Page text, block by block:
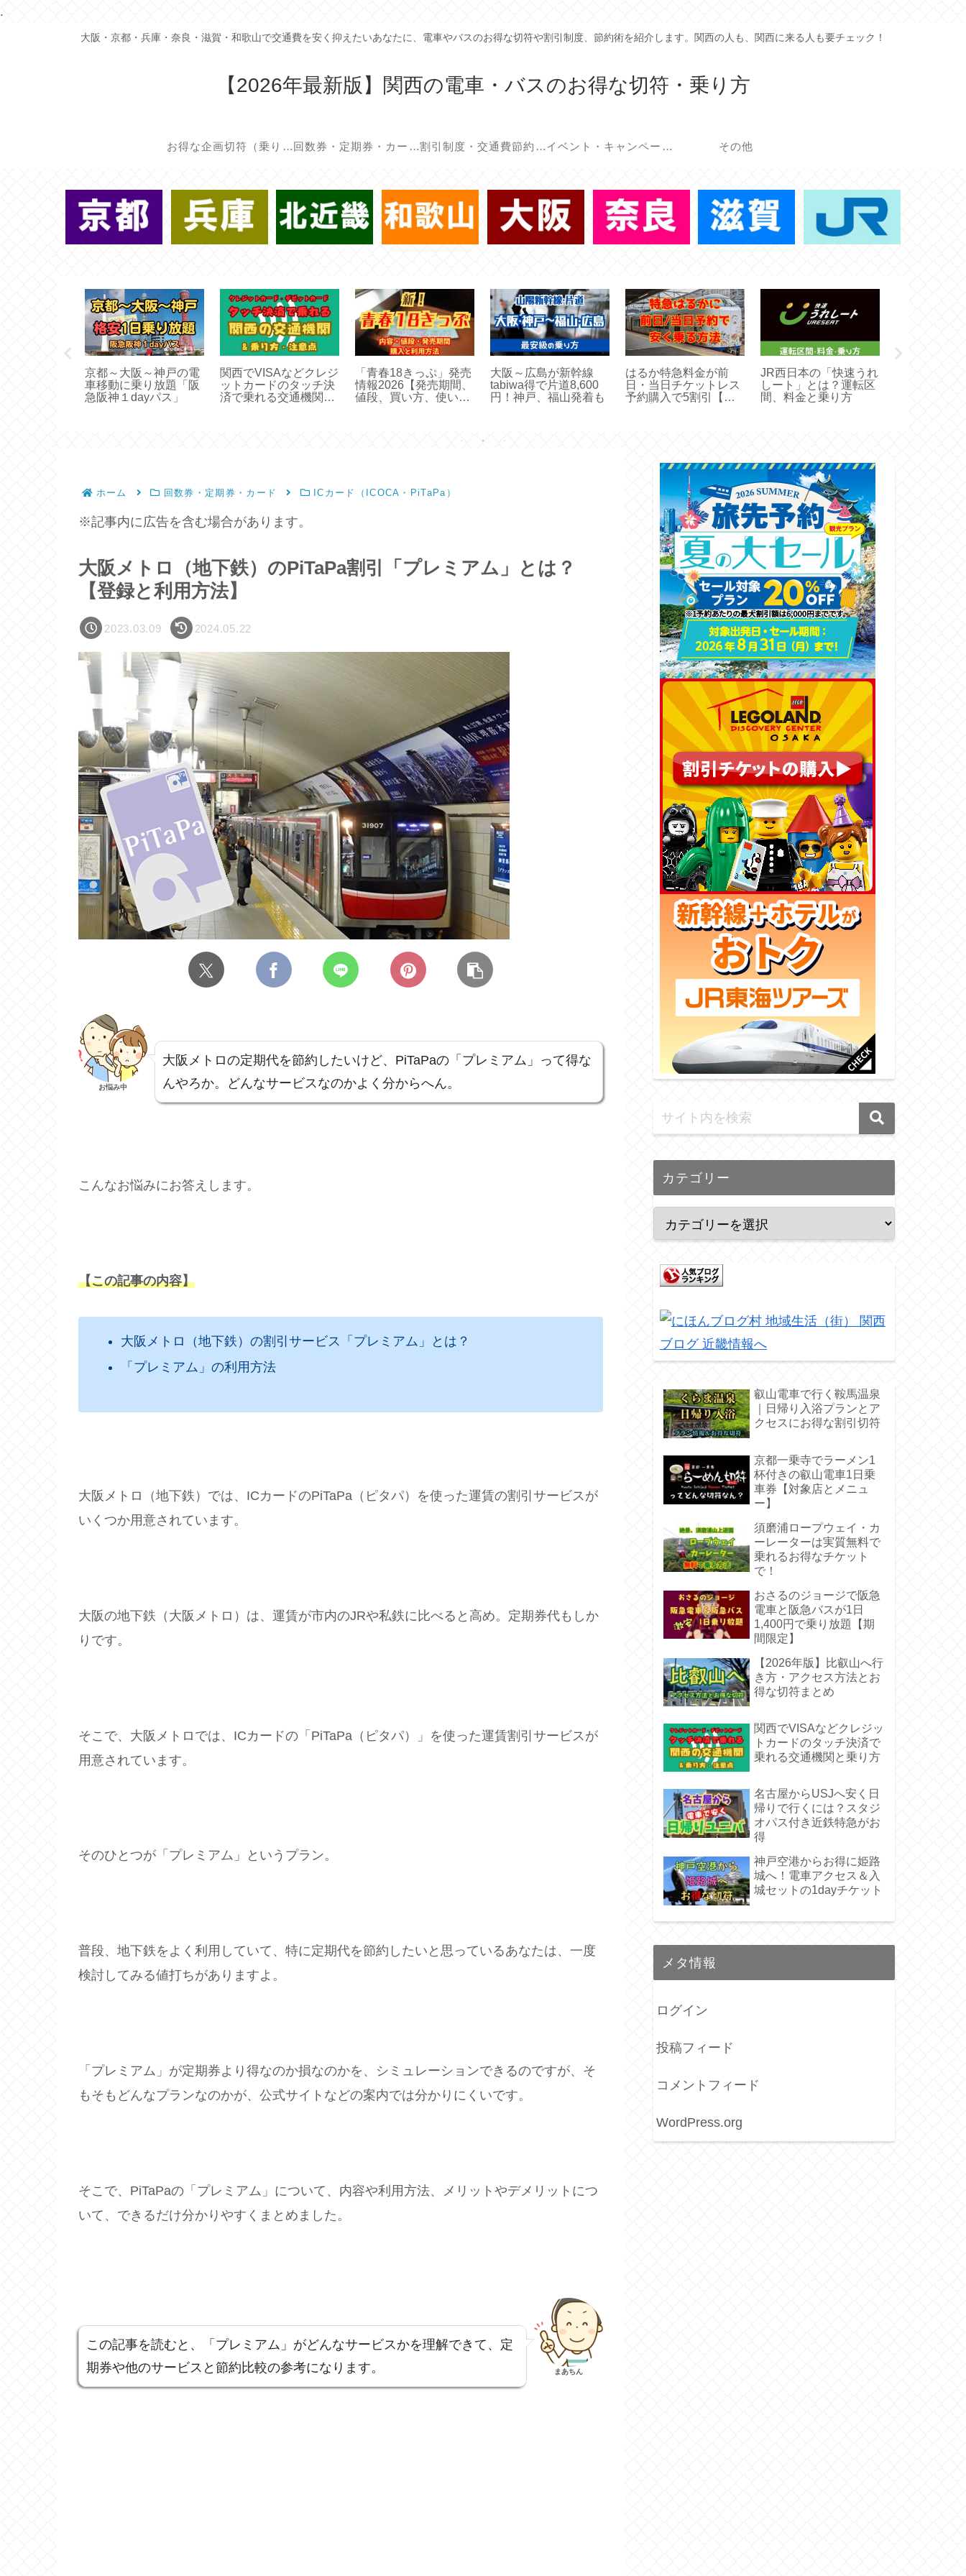
.
大阪・京都・兵庫・奈良・滋賀・和歌山で交通費を安く抑えたいあなたに、電車やバスのお得な切符や割引制度、節約術を紹介します。関西の人も、関西に来る人も要チェック！
【2026年最新版】関西の電車・バスのお得な切符・乗り方
お得な企画切符（乗り放題/割引切符） 回数券・定期券・カード 割引制度・交通費節約術 イベント・キャンペーン その他
京都～大阪～神戸の電
車移動に乗り放題「阪
急阪神１dayパス」
関西でVISAなどクレジ
ットカードのタッチ決
済で乗れる交通機関と
「青春18きっぷ」発売
情報2026【発売期間、
値段、買い方、使い方
大阪～広島が新幹線
tabiwa得で片道8,600
円！神戸、福山発着も
はるか特急料金が前
日・当日チケットレス
予約購入で5割引【買
JR西日本の「快速うれ
しート」とは？運転区
間、料金と乗り方
ホーム 回数券・定期券・カード ICカード（ICOCA・PiTaPa）
※記事内に広告を含む場合があります。
大阪メトロ（地下鉄）のPiTaPa割引「プレミアム」とは？
【登録と利用方法】
2023.03.09 2024.05.22
お悩み中
大阪メトロの定期代を節約したいけど、PiTaPaの「プレミアム」って得な
んやろか。どんなサービスなのかよく分からへん。
こんなお悩みにお答えします。
【この記事の内容】
大阪メトロ（地下鉄）の割引サービス「プレミアム」とは？
「プレミアム」の利用方法
大阪メトロ（地下鉄）では、ICカードのPiTaPa（ピタパ）を使った運賃の割引サービスが
いくつか用意されています。
大阪の地下鉄（大阪メトロ）は、運賃が市内のJRや私鉄に比べると高め。定期券代もしか
りです。
そこで、大阪メトロでは、ICカードの「PiTaPa（ピタパ）」を使った運賃割引サービスが
用意されています。
そのひとつが「プレミアム」というプラン。
普段、地下鉄をよく利用していて、特に定期代を節約したいと思っているあなたは、一度
検討してみる値打ちがありますよ。
「プレミアム」が定期券より得なのか損なのかを、シミュレーションできるのですが、そ
もそもどんなプランなのかが、公式サイトなどの案内では分かりにくいです。
そこで、PiTaPaの「プレミアム」について、内容や利用方法、メリットやデメリットにつ
いて、できるだけ分かりやすくまとめました。
この記事を読むと、「プレミアム」がどんなサービスかを理解できて、定
期券や他のサービスと節約比較の参考になります。
まあちん
カテゴリー
叡山電車で行く鞍馬温泉
｜日帰り入浴プランとア
クセスにお得な割引切符
京都一乗寺でラーメン1
杯付きの叡山電車1日乗
車券【対象店とメニュ
ー】
須磨浦ロープウェイ・カ
ーレーターは実質無料で
乗れるお得なチケット
で！
おさるのジョージで阪急
電車と阪急バスが1日
1,400円で乗り放題【期
間限定】
【2026年版】比叡山へ行
き方・アクセス方法とお
得な切符まとめ
関西でVISAなどクレジッ
トカードのタッチ決済で
乗れる交通機関と乗り方
名古屋からUSJへ安く日
帰りで行くには？スタジ
オパス付き近鉄特急がお
得
神戸空港からお得に姫路
城へ！電車アクセス＆入
城セットの1dayチケット
メタ情報
ログイン
投稿フィード
コメントフィード
WordPress.org